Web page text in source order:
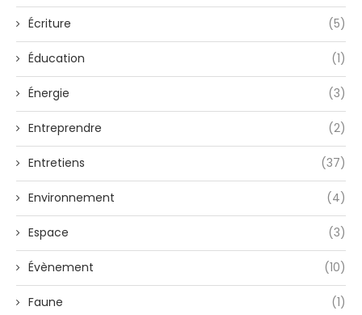
Écriture (5)
Éducation (1)
Énergie (3)
Entreprendre (2)
Entretiens (37)
Environnement (4)
Espace (3)
Évènement (10)
Faune (1)